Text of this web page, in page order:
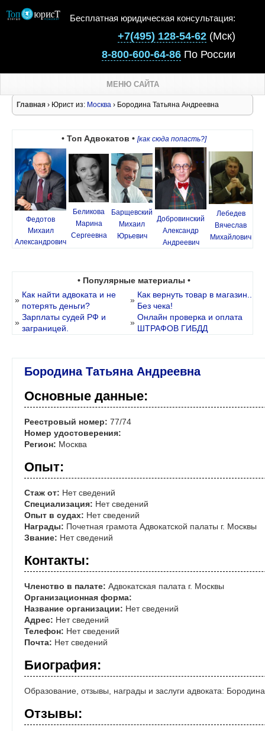
Бесплатная юридическая консультация:
+7(495) 128-54-62 (Мск)
8-800-600-64-86 По России
МЕНЮ САЙТА
Главная › Юрист из: Москва › Бородина Татьяна Андреевна
• Топ Адвокатов • [как сюда попасть?]
Федотов
Михаил
Александрович
Беликова
Марина
Сергеевна
Барщевский
Михаил
Юрьевич
Добровинский
Александр
Андреевич
Лебедев
Вячеслав
Михайлович
• Популярные материалы •
»
Как найти адвоката и не
потерять деньги?
»
Как вернуть товар в магазин..
Без чека!
»
Зарплаты судей РФ и
заграницей.
»
Онлайн проверка и оплата
ШТРАФОВ ГИБДД
Бородина Татьяна Андреевна
Основные данные:
Реестровый номер: 77/74
Номер удостоверения:
Регион: Москва
Опыт:
Стаж от: Нет сведений
Специализация: Нет сведений
Опыт в судах: Нет сведений
Награды: Почетная грамота Адвокатской палаты г. Москвы
Звание: Нет сведений
Контакты:
Членство в палате: Адвокатская палата г. Москвы
Организационная форма:
Название организации: Нет сведений
Адрес: Нет сведений
Телефон: Нет сведений
Почта: Нет сведений
Биография:
Образование, отзывы, награды и заслуги адвоката:
Отзывы: